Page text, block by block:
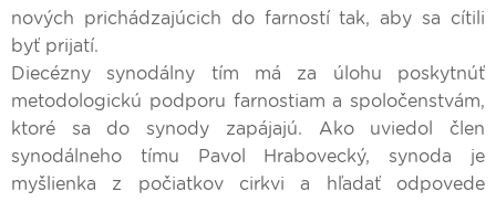
nových prichádzajúcich do farností tak, aby sa cítili
byť prijatí.
Diecézny synodálny tím má za úlohu poskytnúť
metodologickú podporu farnostiam a spoločenstvám,
ktoré sa do synody zapájajú. Ako uviedol člen
synodálneho tímu Pavol Hrabovecký, synoda je
myšlienka z počiatkov cirkvi a hľadať odpovede